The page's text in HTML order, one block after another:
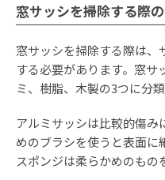
窓サッシを掃除する際
窓サッシを掃除する際は、
する必要があります。窓サ
ミ、樹脂、木製の3つに分類
アルミサッシは比較的傷
めのブラシを使うと表面に
スポンジは柔らかめのもの